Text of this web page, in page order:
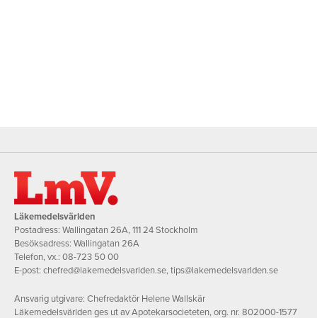
Läkemedelsvärlden
Postadress: Wallingatan 26A, 111 24 Stockholm
Besöksadress: Wallingatan 26A
Telefon, vx.: 08-723 50 00
E-post: chefred@lakemedelsvarlden.se,tips@lakemedelsvarlden.se
Ansvarig utgivare: Chefredaktör Helene Wallskär
Läkemedelsvärlden ges ut av Apotekarsocieteten, org. nr. 802000-1577